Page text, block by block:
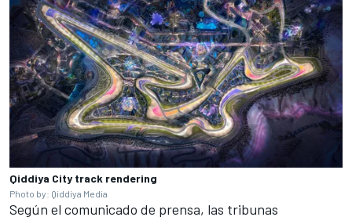
Qiddiya City track rendering
Photo by: Qiddiya Media
Según el comunicado de prensa, las tribunas